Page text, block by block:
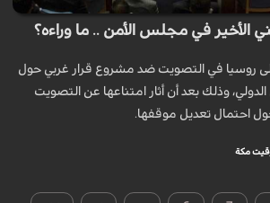
الأخير في مجلس الأمن .. ما وراءه؟
روسيا في التصويت ضد مشروع قرار غربي حول
وذلك بعد أن أثار امتناعها عن التصويت
احتمال تعديل موقفها.